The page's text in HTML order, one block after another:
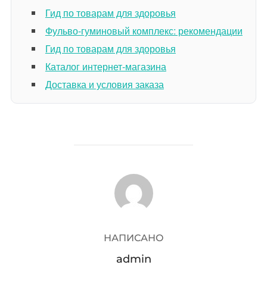
Гид по товарам для здоровья
Фульво-гуминовый комплекс: рекомендации
Гид по товарам для здоровья
Каталог интернет-магазина
Доставка и условия заказа
АВТОР ЗАПИСИ
НАПИСАНО
admin